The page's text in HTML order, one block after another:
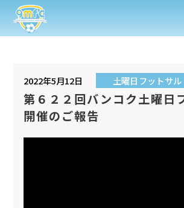
2022年5月12日 土曜日フットサル
第６２２回バンコク土曜日
開催のご報告